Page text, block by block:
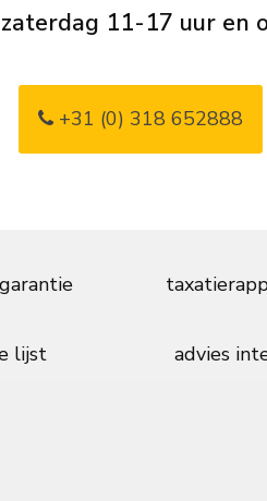
11-17 uur en
+31 (0) 318 652888
lijst advies